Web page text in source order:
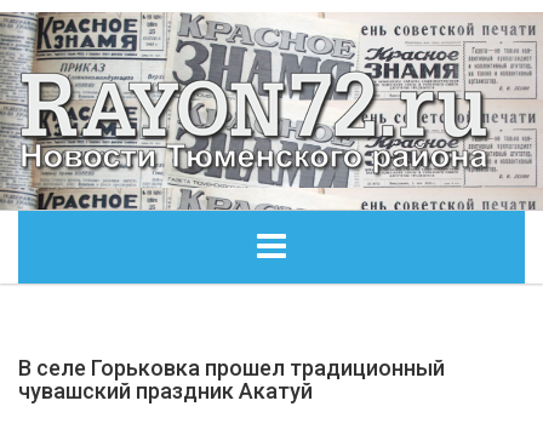
ОБЩЕСТВО
В селе Горьковка прошел традиционный
чувашский праздник Акатуй